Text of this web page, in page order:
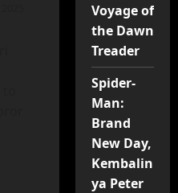
Voyage of
the Dawn
Treader
Spider-
Man:
Brand
New Day,
Kembalin
ya Peter